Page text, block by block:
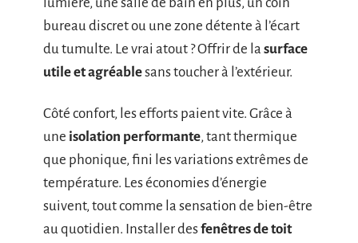
bureau discret ou une zone détente à l’écart
du tumulte. Le vrai atout ? Offrir de la surface
utile et agréablesans toucher à l’extérieur.
Côté confort, les efforts paient vite. Grâce à
une isolation performante, tant thermique
que phonique, fini les variations extrêmes de
température. Les économies d’énergie
suivent, tout comme la sensation de bien-être
au quotidien. Installer desfenêtres de toit